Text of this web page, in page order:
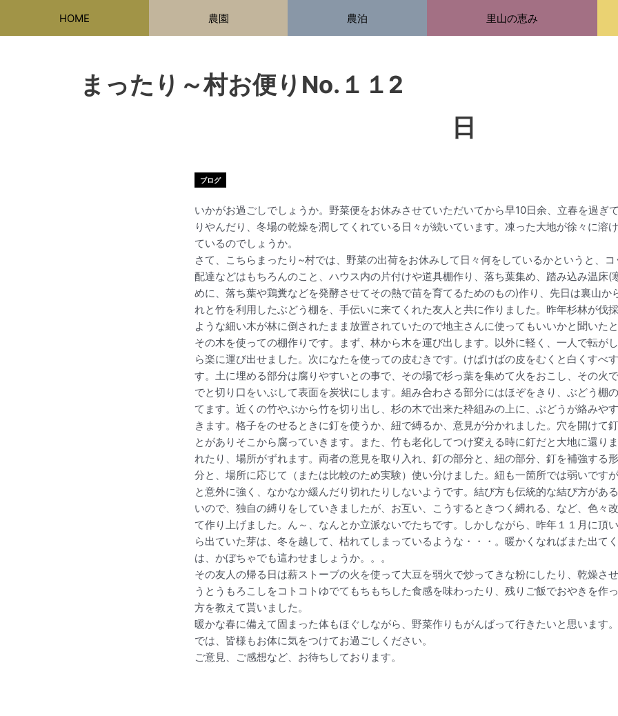
を
HOME 農園 農泊 里山の恵み
まったり～村お便りNo.１１2
日
ブログ
いかがお過ごしでしょうか。野菜便をお休みさせていただいてから早10日余、立春を過ぎ
りやんだり、冬場の乾燥を潤してくれている日々が続いています。凍った大地が徐々に溶
ているのでしょうか。
さて、こちらまったり~村では、野菜の出荷をお休みして日々何をしているかというと、
配達などはもちろんのこと、ハウス内の片付けや道具棚作り、落ち葉集め、踏み込み温床(
めに、落ち葉や鶏糞などを発酵させてその熱で苗を育てるためのもの)作り、先日は裏山か
れと竹を利用したぶどう棚を、手伝いに来てくれた友人と共に作りました。昨年杉林が伐
ような細い木が林に倒されたまま放置されていたので地主さんに使ってもいいかと聞いた
その木を使っての棚作りです。まず、林から木を運び出します。以外に軽く、一人で転が
ら楽に運び出せました。次になたを使っての皮むきです。けばけばの皮をむくと白くすべ
す。土に埋める部分は腐りやすいとの事で、その場で杉っ葉を集めて火をおこし、その火
でと切り口をいぶして表面を炭状にします。組み合わさる部分にはほぞをきり、ぶどう棚
てます。近くの竹やぶから竹を切り出し、杉の木で出来た枠組みの上に、ぶどうが絡みや
きます。格子をのせるときに釘を使うか、紐で縛るか、意見が分かれました。穴を開けて
とがありそこから腐っていきます。また、竹も老化してつけ変える時に釘だと大地に還り
れたり、場所がずれます。両者の意見を取り入れ、釘の部分と、紐の部分、釘を補強する
分と、場所に応じて（または比較のため実験）使い分けました。紐も一箇所では弱いです
と意外に強く、なかなか緩んだり切れたりしないようです。結び方も伝統的な結び方があ
いので、独自の縛りをしていきましたが、お互い、こうするときつく縛れる、など、色々
て作り上げました。ん～、なんとか立派ないでたちです。しかしながら、昨年１１月に頂
ら出ていた芽は、冬を越して、枯れてしまっているような・・・。暖かくなればまた出て
は、かぼちゃでも這わせましょうか。。。
その友人の帰る日は薪ストーブの火を使って大豆を弱火で炒ってきな粉にしたり、乾燥さ
うとうもろこしをコトコトゆでてもちもちした食感を味わったり、残りご飯でおやきを作
方を教えて貰いました。
暖かな春に備えて固まった体もほぐしながら、野菜作りもがんばって行きたいと思います。
では、皆様もお体に気をつけてお過ごしください。
ご意見、ご感想など、お待ちしております。